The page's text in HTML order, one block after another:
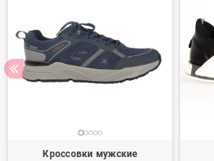
Кроссовки мужские